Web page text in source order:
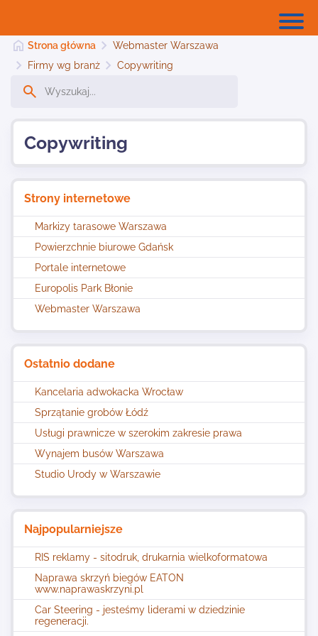
Dodaj stronę
Najnowsze
Kontakt
Strona główna
Webmaster Warszawa
Firmy wg branż
Copywriting
Strony internetowe
Markizy tarasowe Warszawa
Powierzchnie biurowe Gdańsk
Portale internetowe
Europolis Park Błonie
Webmaster Warszawa
Ostatnio dodane
Kancelaria adwokacka Wrocław
Sprzątanie grobów Łódź
Usługi prawnicze w szerokim zakresie prawa
Wynajem busów Warszawa
Studio Urody w Warszawie
Najpopularniejsze
RIS reklamy - sitodruk, drukarnia wielkoformatowa
Naprawa skrzyń biegów EATON
www.naprawaskrzyni.pl
Car Steering - jesteśmy liderami w dziedzinie
regeneracji.
Copywriting